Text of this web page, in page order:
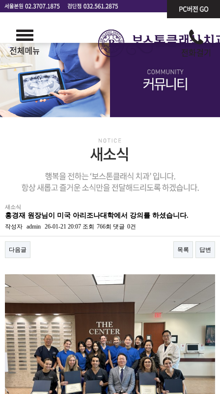
새소식
홍경재 원장님이 미국 아리조나대학에서 강의를 하셨습니다.
작성자 admin 26-01-21 20:07 조회 766회 댓글 0건
다음글 목록 답변
본문